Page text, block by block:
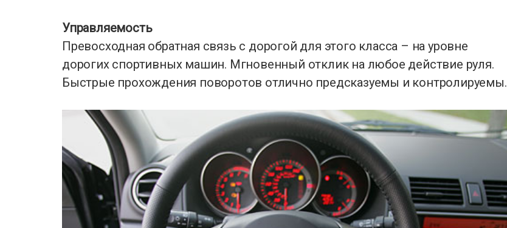
Управляемость
Превосходная обратная связь с дорогой для этого класса – на уровне
дорогих спортивных машин. Мгновенный отклик на любое действие руля.
Быстрые прохождения поворотов отлично предсказуемы и контролируемы.